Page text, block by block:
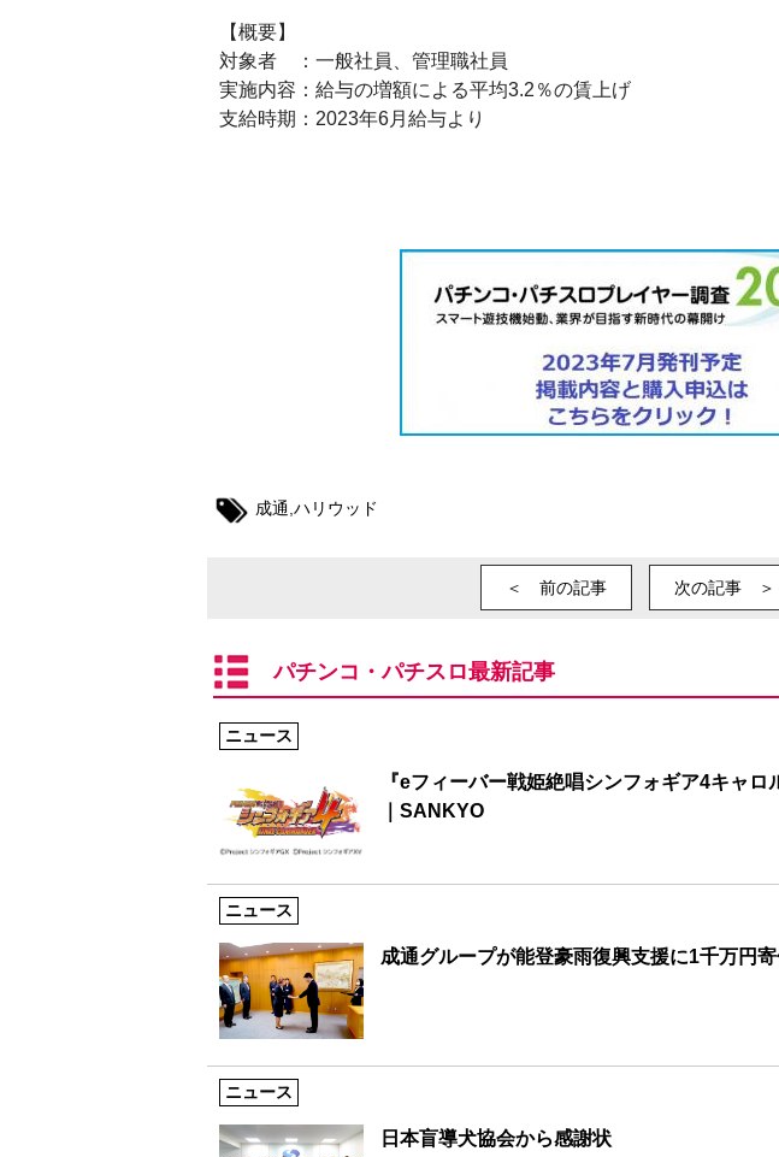
【概要】
対象者 ：一般社員、管理職社員
実施内容：給与の増額による平均3.2％の賃上げ
支給時期：2023年6月給与より
成通,ハリウッド
＜ 前の記事 次の記事 ＞
パチンコ・パチスロ最新記事
ニュース
『eフィーバー戦姫絶唱シンフォギア4キャ
｜SANKYO
ニュース
成通グループが能登豪雨復興支援に1千万円
ニュース
日本盲導犬協会から感謝状